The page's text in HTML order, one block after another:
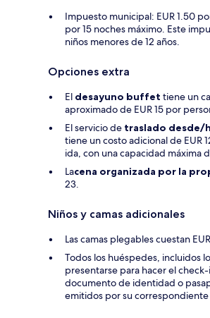
Impuesto municipal: EUR 1.50
por 15 noches máximo. Este
niños menores de 12 años.
Opciones extra
El desayuno buffet tiene un
aproximado de EUR 15 por
El servicio de traslado desde/
tiene un costo adicional de EUR
ida, con una capacidad máxima
Lacena organizada por la
23.
Niños y camas adicionales
Las camas plegables cuestan
Todos los huéspedes, incluidos
presentarse para hacer el
documento de identidad o
emitidos por su